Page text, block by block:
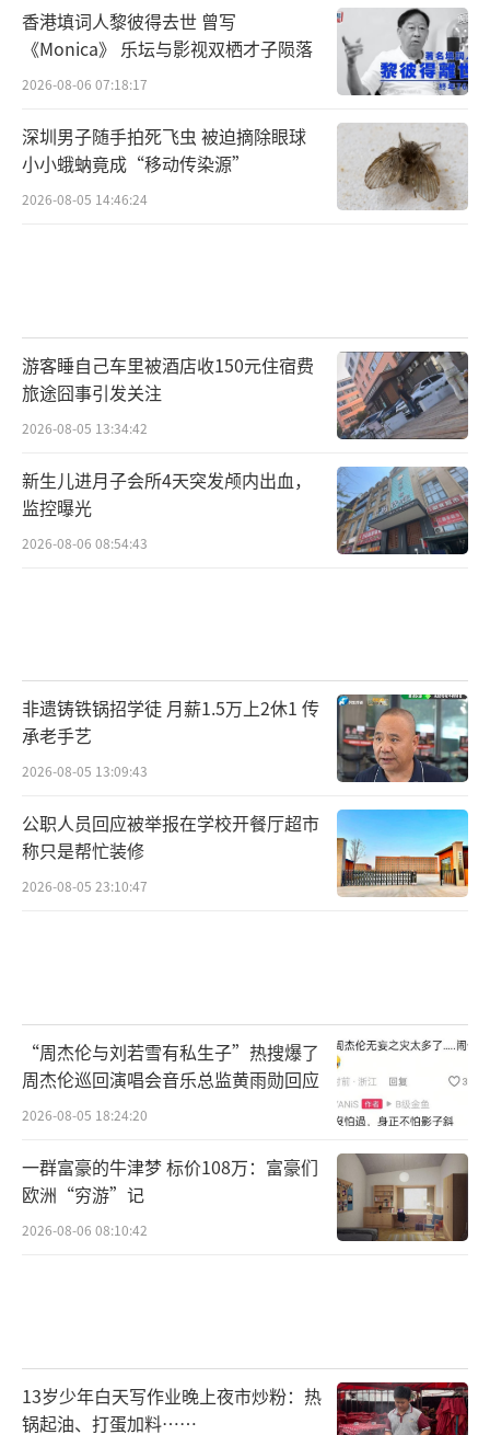
香港填词人黎彼得去世 曾写
《Monica》 乐坛与影视双栖才子陨落
2026-08-06 07:18:17
深圳男子随手拍死飞虫 被迫摘除眼球
小小蛾蚋竟成“移动传染源”
2026-08-05 14:46:24
游客睡自己车里被酒店收150元住宿费
旅途囧事引发关注
2026-08-05 13:34:42
新生儿进月子会所4天突发颅内出血，
监控曝光
2026-08-06 08:54:43
非遗铸铁锅招学徒 月薪1.5万上2休1 传
承老手艺
2026-08-05 13:09:43
公职人员回应被举报在学校开餐厅超市
称只是帮忙装修
2026-08-05 23:10:47
“周杰伦与刘若雪有私生子”热搜爆了
周杰伦巡回演唱会音乐总监黄雨勋回应
2026-08-05 18:24:20
一群富豪的牛津梦 标价108万：富豪们
欧洲“穷游”记
2026-08-06 08:10:42
13岁少年白天写作业晚上夜市炒粉：热
锅起油、打蛋加料……